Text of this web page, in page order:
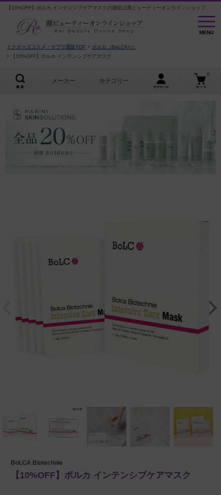
【10%OFF】ボルカ インテンシブケアマスクの通販は麗ビューティーオンラインショップ
MENU
MENU
ドクターズコスメ・サプリ通販TOP
ボルカ（BoLCA+）
【10%OFF】ボルカ インテンシブケアマスク
メーカー カテゴリー
0
BoLCA Biotechnie
【10%OFF】ボルカ インテンシブケアマスク